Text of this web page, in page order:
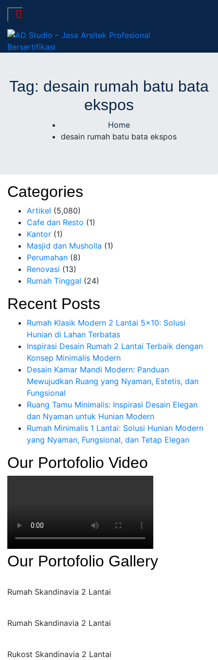
Arsitek Profesional
Bersertifikasi
Tag: desain rumah batu bata
ekspos
Home
desain rumah batu bata ekspos
Categories
Artikel (5,080)
Cafe dan Resto (1)
Kantor (1)
Masjid dan Musholla (1)
Perumahan (8)
Renovasi (13)
Rumah Tinggal (24)
Recent Posts
Rumah Klasik Modern 2 Lantai 5×10: Solusi
Hunian di Lahan Terbatas
Inspirasi Desain Rumah 2 Lantai Terbaik dengan
Konsep Minimalis Modern
Desain Kamar Mandi Modern: Panduan
Mewujudkan Ruang yang Nyaman, Estetis, dan
Fungsional
Ruang Tamu Minimalis: Inspirasi Desain Elegan
dan Nyaman untuk Hunian Modern
Rumah Minimalis 1 Lantai: Solusi Hunian Modern
yang Nyaman, Fungsional, dan Tetap Elegan
Our Portofolio Video
Our Portofolio Gallery
Rumah Skandinavia 2 Lantai
Rumah Skandinavia 2 Lantai
Rukost Skandinavia 2 Lantai